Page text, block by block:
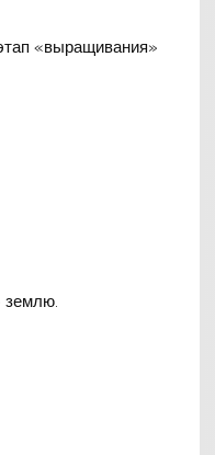
«выращивания»
землю.